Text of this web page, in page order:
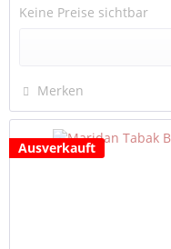
Keine Preise sichtbar
Merken
Ausverkauft